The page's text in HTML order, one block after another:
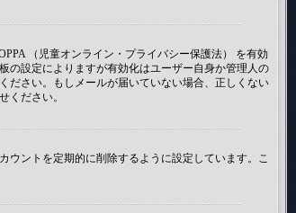
（児童オンライン・プライバシー保護法） を有効
の設定によりますが有効化はユーザー自身か管理人の
ださい。もしメールが届いていない場合、正しくない
ください。
ウントを定期的に削除するように設定しています。こ